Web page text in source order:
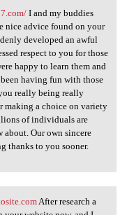
I and my buddies
nice advice found on your
developed an awful
respect to you for those
happy to learn them and
having fun with those
really being really
making a choice on variety
of individuals are
Our own sincere
thanks to you sooner.
After research a